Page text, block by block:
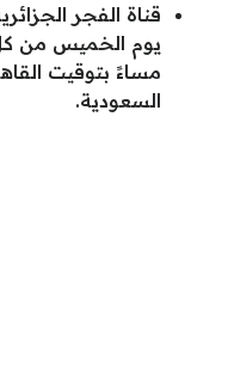
قناة الفجر
السعودية.